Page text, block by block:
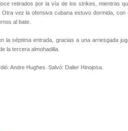
retirados por la vía de los strikes, mientras
vez la ofensiva cubana estuvo dormida,
al bate.
la séptima entrada, gracias a una arriesgada
la tercera almohadilla.
Andre Hughes. Salvó: Dalier Hinojosa.